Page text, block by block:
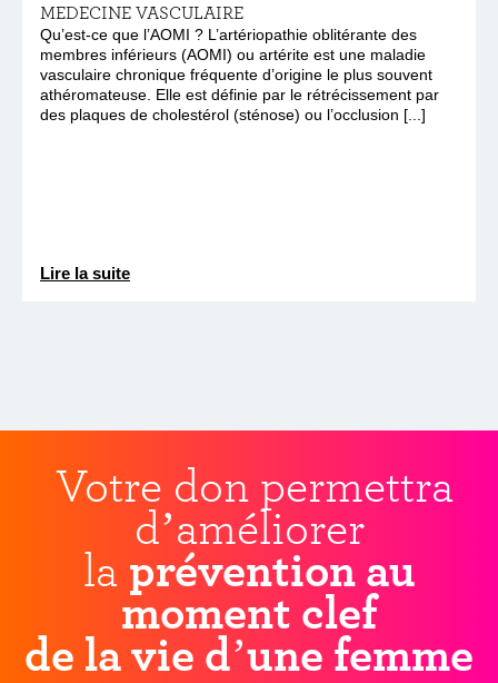
MEDECINE VASCULAIRE
Qu’est-ce que l’AOMI ? L’artériopathie oblitérante des
membres inférieurs (AOMI) ou artérite est une maladie
vasculaire chronique fréquente d’origine le plus souvent
athéromateuse. Elle est définie par le rétrécissement par
des plaques de cholestérol (sténose) ou l’occlusion [...]
Lire la suite
Votre don permettra
d’améliorer
la prévention au
moment clef
de la vie d’une femme